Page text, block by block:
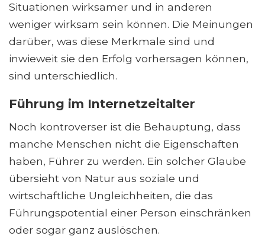
Situationen wirksamer und in anderen
weniger wirksam sein können. Die Meinungen
darüber, was diese Merkmale sind und
inwieweit sie den Erfolg vorhersagen können,
sind unterschiedlich.
Führung im Internetzeitalter
Noch kontroverser ist die Behauptung, dass
manche Menschen nicht die Eigenschaften
haben, Führer zu werden. Ein solcher Glaube
übersieht von Natur aus soziale und
wirtschaftliche Ungleichheiten, die das
Führungspotential einer Person einschränken
oder sogar ganz auslöschen.